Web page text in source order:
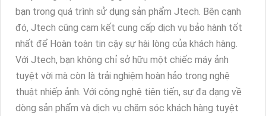
bạn trong quá trình sử dụng sản phẩm Jtech. Bên cạnh
đó, Jtech cũng cam kết cung cấp dịch vụ bảo hành tốt
nhất để Hoàn toàn tin cậy sự hài lòng của khách hàng.
Với Jtech, bạn không chỉ sở hữu một chiếc máy ảnh
tuyệt vời mà còn là trải nghiệm hoàn hảo trong nghệ
thuật nhiếp ảnh. Với công nghệ tiên tiến, sự đa dạng về
dòng sản phẩm và dịch vụ chăm sóc khách hàng tuyệt